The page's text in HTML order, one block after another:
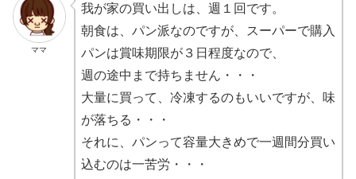
ママ
我が家の買い出しは、週１回です。
朝食は、パン派なのですが、スーパーで購入
パンは賞味期限が３日程度なので、
週の途中まで持ちません・・・
大量に買って、冷凍するのもいいですが、味
が落ちる・・・
それに、パンって容量大きめで一週間分買い
込むのは一苦労・・・